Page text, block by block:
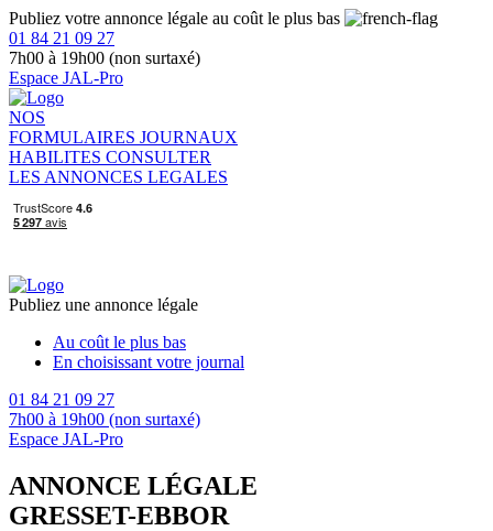
Publiez votre annonce légale au coût le plus bas
01 84 21 09 27
7h00 à 19h00 (non surtaxé)
Espace JAL-Pro
NOS
FORMULAIRES JOURNAUX
HABILITES CONSULTER
LES ANNONCES LEGALES
Publiez une annonce légale
Au coût le plus bas
En choisissant votre journal
01 84 21 09 27
7h00 à 19h00 (non surtaxé)
Espace JAL-Pro
ANNONCE LÉGALE
GRESSET-EBBOR